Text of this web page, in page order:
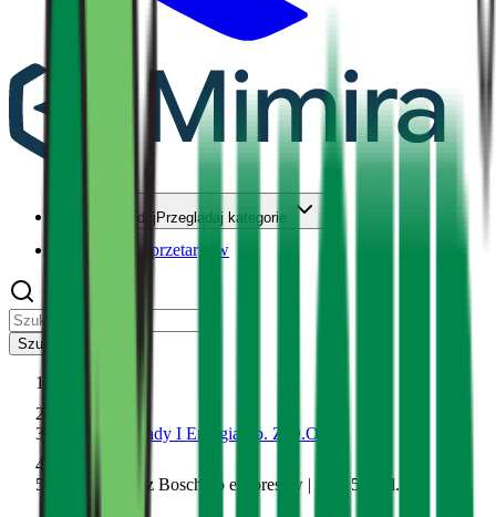
PrzeglądajPrzeglądaj kategorie
Wiki przetargów
Szukaj
Master - Odpady I Energia Sp. Z O.O.
Odkamieniacz Bosch do ekspresów | płyn 500ml.